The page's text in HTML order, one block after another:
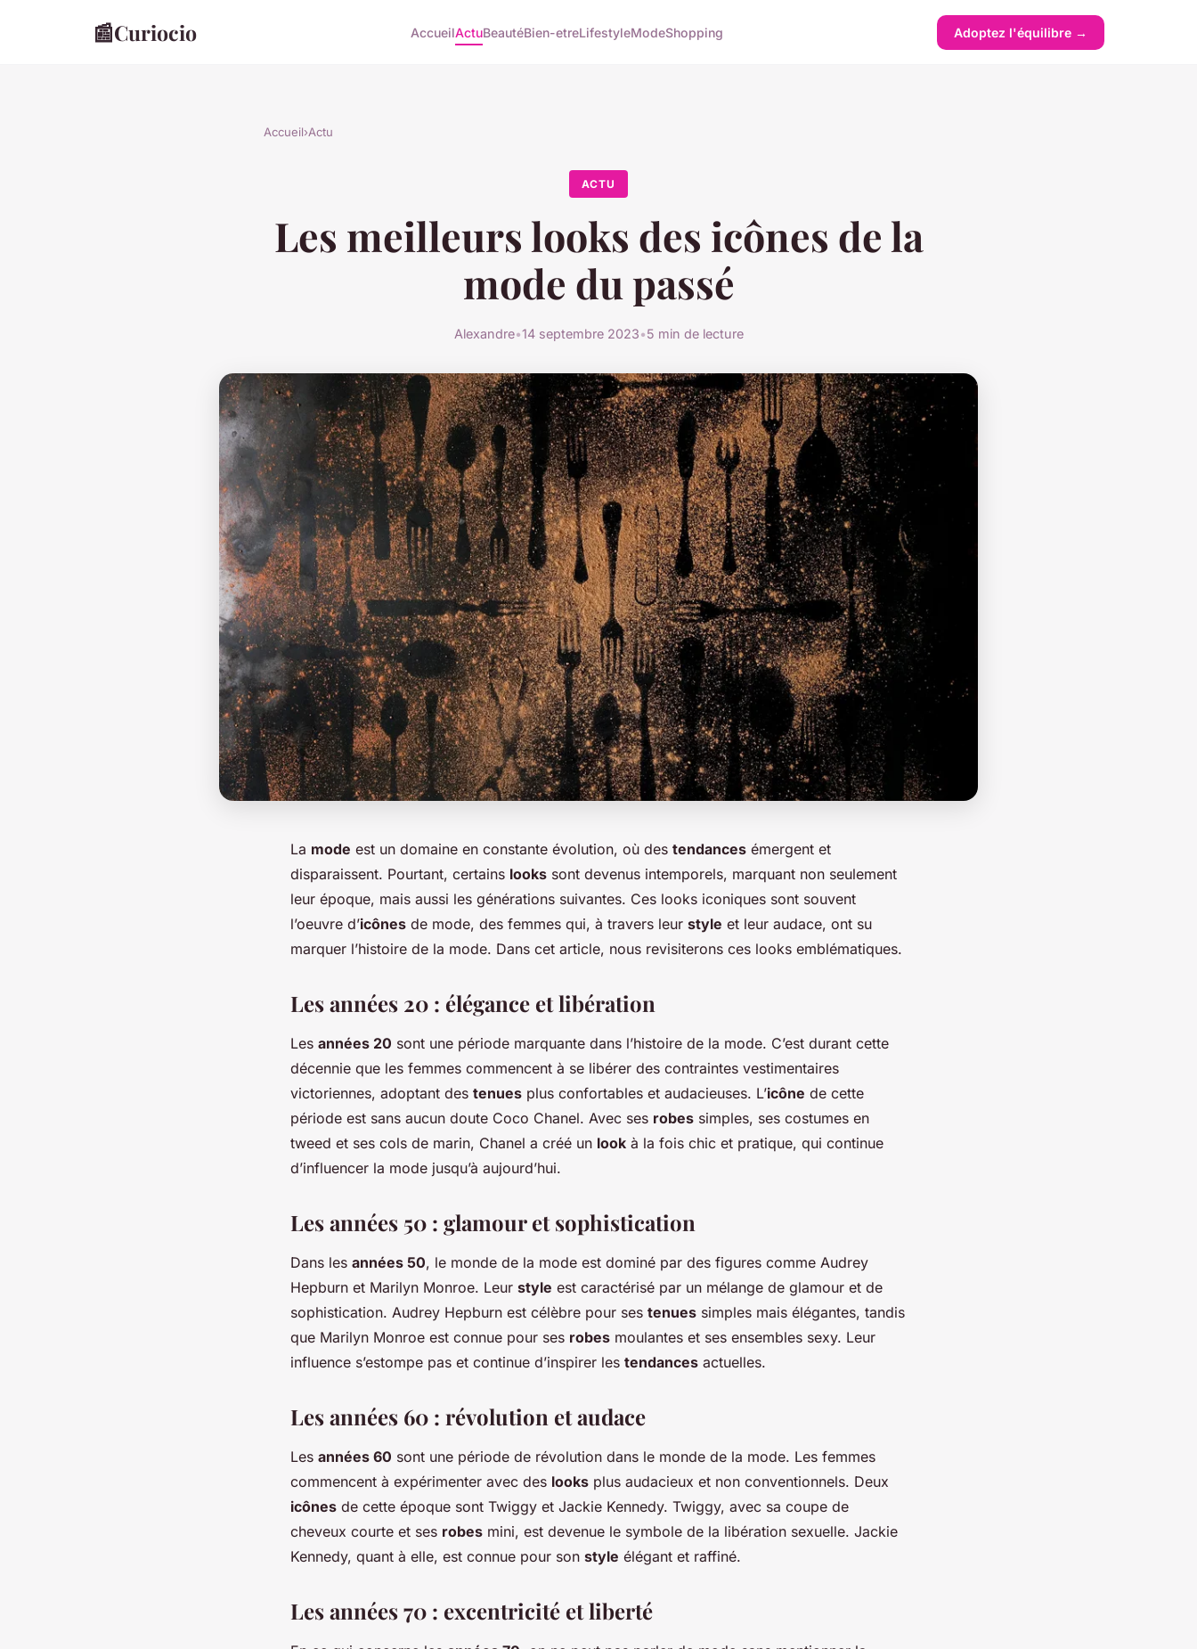
📰Curiocio AccueilActuBeautéBien-etreLifestyleModeShopping Adoptez l'équilibre →
Accueil›Actu
ACTU
Les meilleurs looks des icônes de la
mode du passé
Alexandre•14 septembre 2023•5 min de lecture
La mode est un domaine en constante évolution, où des tendances émergent et
disparaissent. Pourtant, certains looks sont devenus intemporels, marquant non seulement
leur époque, mais aussi les générations suivantes. Ces looks iconiques sont souvent
l’oeuvre d’icônes de mode, des femmes qui, à travers leur style et leur audace, ont su
marquer l’histoire de la mode. Dans cet article, nous revisiterons ces looks emblématiques.
Les années 20 : élégance et libération
Les années 20 sont une période marquante dans l’histoire de la mode. C’est durant cette
décennie que les femmes commencent à se libérer des contraintes vestimentaires
victoriennes, adoptant des tenues plus confortables et audacieuses. L’icône de cette
période est sans aucun doute Coco Chanel. Avec ses robes simples, ses costumes en
tweed et ses cols de marin, Chanel a créé un look à la fois chic et pratique, qui continue
d’influencer la mode jusqu’à aujourd’hui.
Les années 50 : glamour et sophistication
Dans les années 50, le monde de la mode est dominé par des figures comme Audrey
Hepburn et Marilyn Monroe. Leur style est caractérisé par un mélange de glamour et de
sophistication. Audrey Hepburn est célèbre pour ses tenues simples mais élégantes, tandis
que Marilyn Monroe est connue pour ses robes moulantes et ses ensembles sexy. Leur
influence s’estompe pas et continue d’inspirer les tendances actuelles.
Les années 60 : révolution et audace
Les années 60 sont une période de révolution dans le monde de la mode. Les femmes
commencent à expérimenter avec des looks plus audacieux et non conventionnels. Deux
icônes de cette époque sont Twiggy et Jackie Kennedy. Twiggy, avec sa coupe de
cheveux courte et ses robes mini, est devenue le symbole de la libération sexuelle. Jackie
Kennedy, quant à elle, est connue pour son style élégant et raffiné.
Les années 70 : excentricité et liberté